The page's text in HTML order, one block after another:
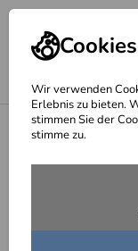
Cookies
Wir verwenden
Erlebnis zu bieten.
stimmen Sie der
stimme zu.
Französischer